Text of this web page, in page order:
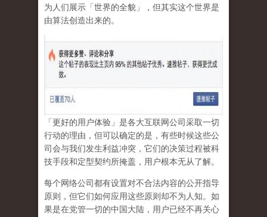
为人们展示「世界的全貌」，但其实这个世界是
由算法创造出来的。
「更好的用户体验」是各大互联网公司采取一切
行动的理由，但可以确定的是，有些时候这些公
司会与我们发生利益冲突，它们的决策过程被科
技手段和定型契约所掩盖，用户根本无从了解。
每个网络公司都有设置对不合法内容的公开指导
原则，但它们如何应用这些原则却不为人知。如
果是在党管一切的中国大陆，用户已经不再关心